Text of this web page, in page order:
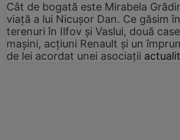
Cât de bogată este Mirabela
viață a lui Nicușor Dan. Ce găsim
terenuri în Ilfov și Vaslui, două
mașini, acțiuni Renault și un
de lei acordat unei asociații